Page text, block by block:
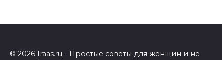
© 2026 Iraas.ru - Простые советы для женщин и не